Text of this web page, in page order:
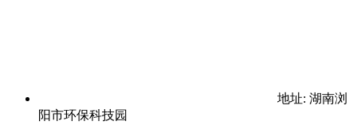
地址: 湖南浏
阳市环保科技园